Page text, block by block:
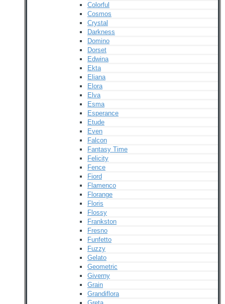
Colorful
Cosmos
Crystal
Darkness
Domino
Dorset
Edwina
Ekta
Eliana
Elora
Elva
Esma
Esperance
Etude
Even
Falcon
Fantasy Time
Felicity
Fence
Fiord
Flamenco
Florange
Floris
Flossy
Frankston
Fresno
Funfetto
Fuzzy
Gelato
Geometric
Giverny
Grain
Grandiflora